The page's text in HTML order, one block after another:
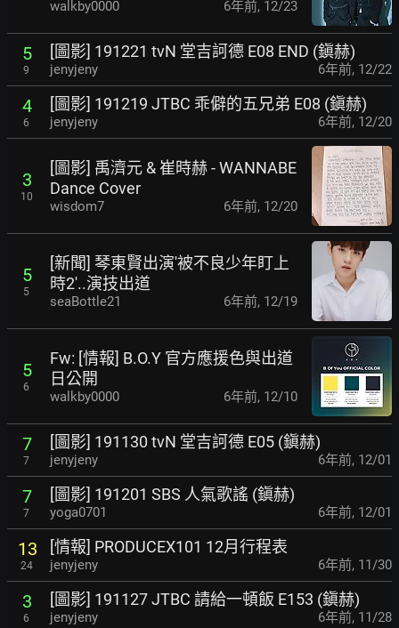
walkby0000 6年前, 12/23
5
9
[圖影] 191221 tvN 堂吉訶德 E08 END (鎭赫)
jenyjeny 6年前, 12/22
4
6
[圖影] 191219 JTBC 乖僻的五兄弟 E08 (鎭赫)
jenyjeny 6年前, 12/20
3
10
[圖影] 禹濟元 & 崔時赫 - WANNABE
Dance Cover
wisdom7 6年前, 12/20
5
5
[新聞] 琴東賢出演'被不良少年盯上
時2'..演技出道
seaBottle21 6年前, 12/19
5
6
Fw: [情報] B.O.Y 官方應援色與出道
日公開
walkby0000 6年前, 12/10
7
7
[圖影] 191130 tvN 堂吉訶德 E05 (鎭赫)
jenyjeny 6年前, 12/01
7
7
[圖影] 191201 SBS 人氣歌謠 (鎭赫)
yoga0701 6年前, 12/01
13
24
[情報] PRODUCEX101 12月行程表
jenyjeny 6年前, 11/30
3
6
[圖影] 191127 JTBC 請給一頓飯 E153 (鎭赫)
jenyjeny 6年前, 11/28